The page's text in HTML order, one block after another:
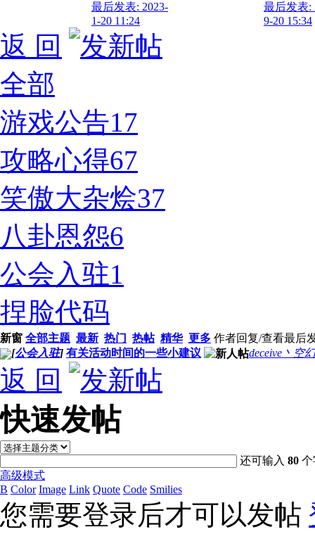
最后发表: 2023-
1-20 11:24
最后发表:
9-20 15:34
返 回
全部
游戏公告17
攻略心得67
笑傲大杂烩37
八卦恩怨6
公会入驻1
捏脸代码
新窗 全部主题 最新 热门 热帖 精华 更多 作者回复/查看最后
[公会入驻] 有关活动时间的一些小建议 deceive丶空幻
返 回
快速发帖
还可输入80 个
高级模式
B Color Image Link Quote Code Smilies
您需要登录后才可以发帖